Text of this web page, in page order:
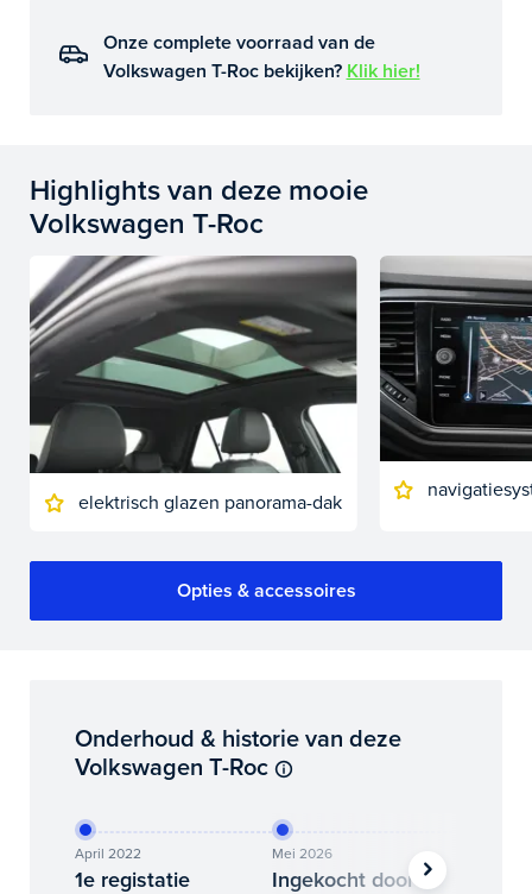
Onze complete voorraad van de
Volkswagen T-Roc bekijken? Klik hier!
Highlights van deze mooie
Volkswagen T-Roc
elektrisch glazen panorama-dak
Opties & accessoires
Onderhoud & historie van deze
Volkswagen T-Roc
April 2022
1e registatie
Mei 2026
Ingekocht door